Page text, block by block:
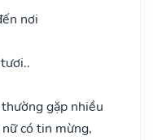
nơi
gặp nhiều
có tin mừng,